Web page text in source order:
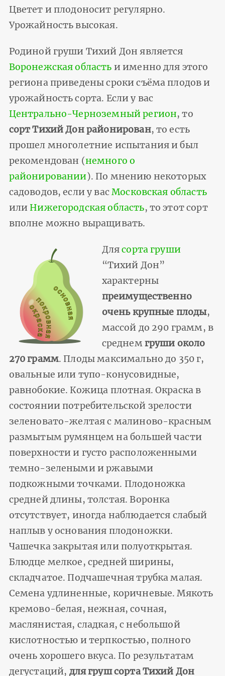
Цветет и плодоносит регулярно.
Урожайность высокая.
Родиной груши Тихий Дон является
Воронежская область и именно для этого
региона приведены сроки съёма плодов и
урожайность сорта. Если у вас
Центрально-Черноземный регион, то
сорт Тихий Дон районирован, то есть
прошел многолетние испытания и был
рекомендован (немного о
районировании). По мнению некоторых
садоводов, если у васМосковская область
илиНижегородская область, то этот сорт
вполне можно выращивать.
Длясорта груши
“Тихий Дон”
характерны
преимущественно
очень крупные плоды,
массой до 290 грамм, в
среднемгруши около
270 грамм. Плоды максимально до 350 г,
овальные или тупо-конусовидные,
равнобокие. Кожица плотная. Окраска в
состо­янии потребительской зрелости
зеленовато-желтая с малиново-красным
размытым румянцем на большей части
поверхности и густо расположенными
темно-зелеными и ржавыми
подкожными точками. Плодоножка
средней длины, толстая. Воронка
отсутствует, иногда наблюдается слабый
наплыв у осно­вания плодоножки.
Чашечка закрытая или полуоткрытая.
Блюдце мелкое, средней ширины,
складчатое. Подчашечная трубка малая.
Семена удлиненные, коричневые. Мякоть
кремово-белая, нежная, сочная,
маслянистая, сладкая, с небольшой
кислот­ностью и терпкостью, полного
очень хорошего вкуса. По результатам
дегустаций, для груш сорта Тихий Дон